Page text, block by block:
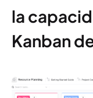
la
Kanban